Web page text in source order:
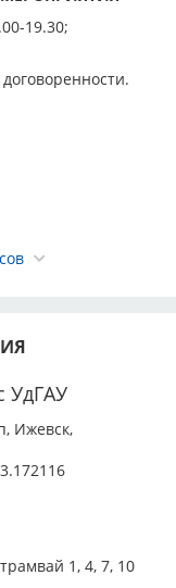
в классы, в
только
отдельной
письмом);
об
с соблюдением
дня
e-mail).
поступают
19.30;
УдГАУ
Ижевск,
1, 4, 7, 10